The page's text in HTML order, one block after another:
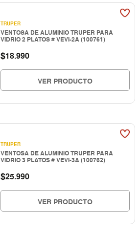
TRUPER
VENTOSA DE ALUMINIO TRUPER PARA
VIDRIO 2 PLATOS # VEVI-2A (100761)
$18.990
VER PRODUCTO
TRUPER
VENTOSA DE ALUMINIO TRUPER PARA
VIDRIO 3 PLATOS # VEVI-3A (100762)
$25.990
VER PRODUCTO